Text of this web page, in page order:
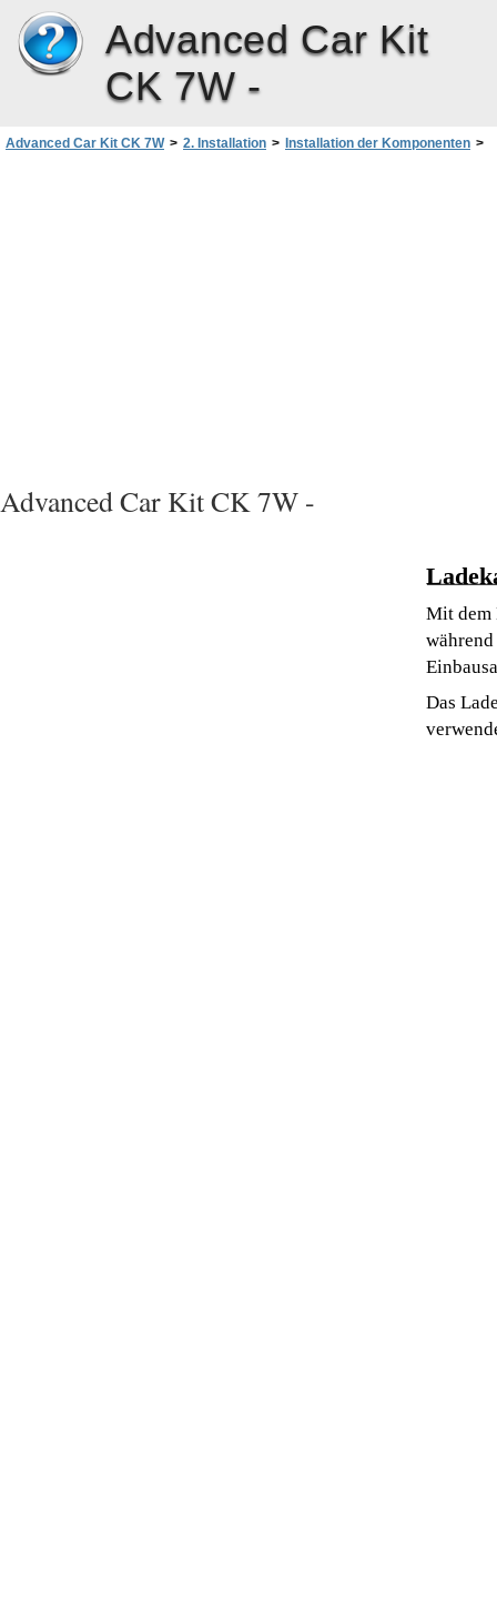
Advanced Car Kit
CK 7W -
Advanced Car Kit CK 7W > 2. Installation > Installation der Komponenten >
Advanced Car Kit CK 7W -
Mit dem
Das